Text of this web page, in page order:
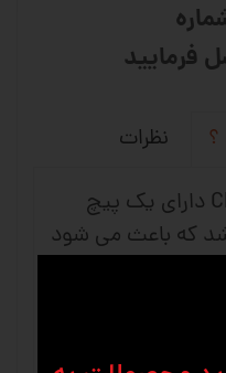
نظرات
بال اسکرو در سی ان سی CNC دارای یک پیچ
که باعث می شود